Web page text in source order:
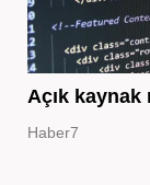
Açık kaynak
Haber7